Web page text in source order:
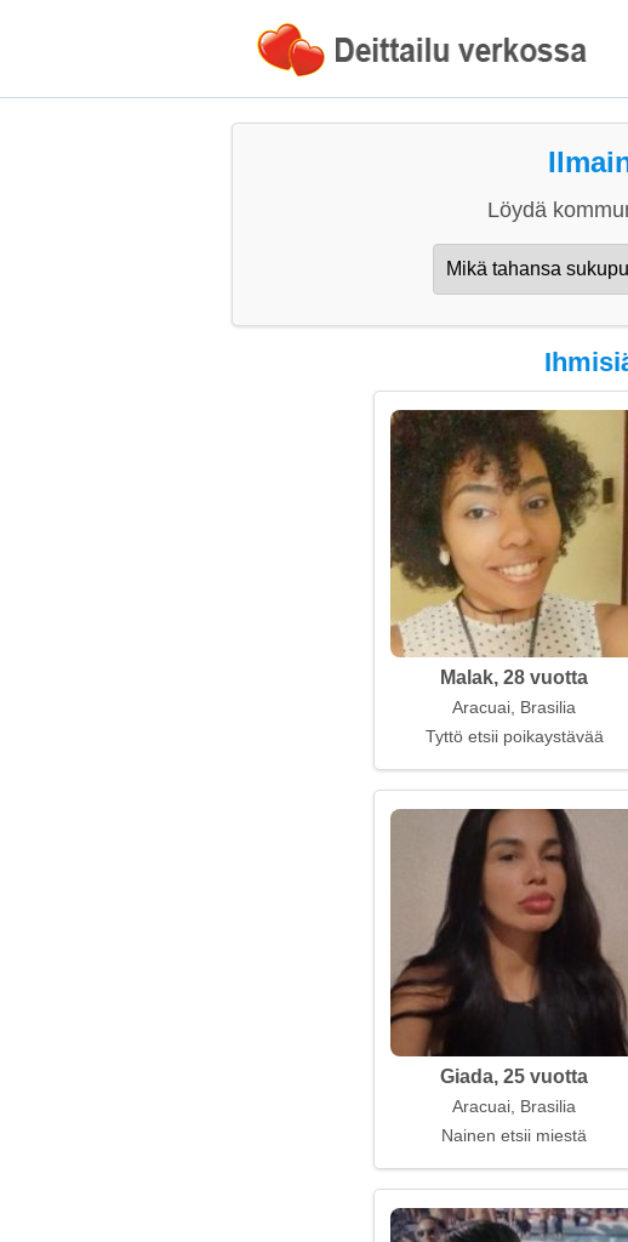
Löydä
Malak, 28 vuotta
Aracuai, Brasilia
Tyttö etsii poikaystävää
Giada, 25 vuotta
Aracuai, Brasilia
Nainen etsii miestä